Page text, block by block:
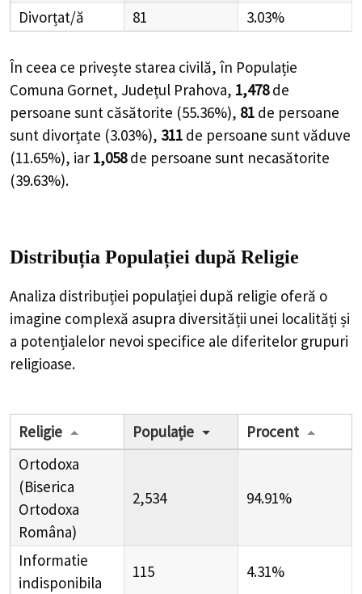
Divorțat/ă
81 3.03%
În ceea ce privește starea civilă, în Populație
Comuna Gornet, Județul Prahova, 1,478 de
persoane sunt căsătorite (55.36%), 81 de persoane
sunt divorțate (3.03%), 311 de persoane sunt văduve
(11.65%), iar 1,058 de persoane sunt necasătorite
(39.63%).
Distribuția Populației după Religie
Analiza distribuției populației după religie oferă o
imagine complexă asupra diversității unei localități și
a potențialelor nevoi specifice ale diferitelor grupuri
religioase.
Religie Populație
Procent
Ortodoxa
(Biserica
Ortodoxa
Româna)
2,534 94.91%
Informatie
indisponibila
115 4.31%